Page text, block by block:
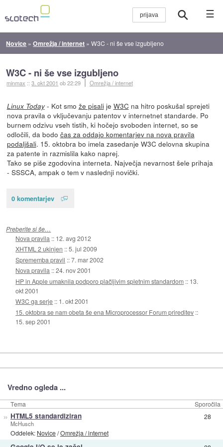
☰
Novice »Omrežja / internet »W3C - ni še vse izgubljeno
W3C - ni še vse izgubljeno
minmax ::3. okt 2001 ob 22:29 Omrežja / internet
Linux Today- Kot smo že pisalije W3C na hitro poskušal sprejeti
nova pravila o vključevanju patentov v internetnet standarde. Po
burnem odzivu vseh tistih, ki hočejo svoboden internet, so se
odločili, da bodo čas za oddajo komentarjev na nova pravila
podaljšali. 15. oktobra bo imela zasedanje W3C delovna skupina
za patente in razmislila kako naprej.
Tako se piše zgodovina interneta. Največja nevarnost šele prihaja
- SSSCA, ampak o tem v naslednji novički.
0 komentarjev
Preberite si še…
Nova pravila :: 12. avg 2012
XHTML 2 ukinjen ::5. jul 2009
Sprememba pravil ::7. mar 2002
Nova pravila ::24. nov 2001
HP in Apple umaknila podporo plačljivim spletnim standardom :: 13.
okt 2001
W3C ga serje :: 1. okt 2001
15. oktobra se nam obeta še ena Microprocessor Forum prireditev ::
15. sep 2001
Vredno ogleda ...
Tema Sporočila
» HTML5 standardiziran
McHusch
Oddelek: Novice/Omrežja / internet
28